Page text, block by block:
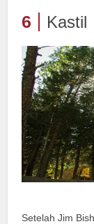
6 Kastil
Setelah Jim